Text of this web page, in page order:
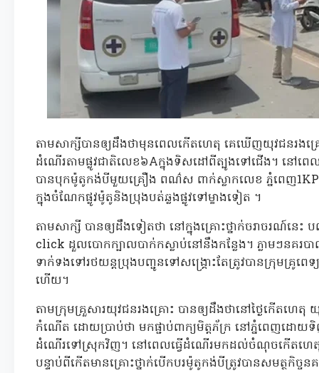
តាមសាក្សីបានឲ្យដឹងថាមុនពេលកើតហេតុ គេឃើញយុវជនរងគ្
ដំណើរតាមផ្លូវជាតិលេខ៦Aក្នុងទិសដៅពីត្បូងទៅជើង។ នៅ
បានបុកម៉ូតូកង់បីមួយគ្រឿង ពណ៌ស ពាក់ស្លាកលេខ ភ្នំពេញ
ក្នុងចំណែកផ្លូវម៉ូតូនិងប្រុងបត់ឆ្លងផ្លូវទៅម្ខាងទៀត ។
តាមសាក្សី បានឲ្យដឹងទៀតថា នៅក្នុងគ្រោះថ្នាក់ចរាចរណ៍នេ
click ដួលបោកក្បាលបាក់កស្លាប់នៅនឹងកន្លែង។ ភ្លាមៗនគរប
ទាក់ទងទៅរថយន្តប្រុងបញ្ជូនទៅសង្គ្រោះតែត្រូវបានក្រុមគ្រូពេ
ហើយ។
តាមក្រុមគ្រួសារយុវជនរងគ្រោះ បានឲ្យដឹងថានៅថ្ងៃកើតហេតុ
កំណើត ដោយប្រាប់ថា មកផ្ជាប់ពាក្យមិត្តភ័ក្រ នៅភ្នំពេញដ
ដំណើរទៅស្រុកវិញ។ នៅពេលធ្វើដំណើរមកដល់ចំណុចកើតហេតុក៏
បន្ទាប់ពីកើតមានគ្រោះថ្នាក់បើកបរម៉ូតូកង់បីត្រូវបានសមត្ថកិច្ច